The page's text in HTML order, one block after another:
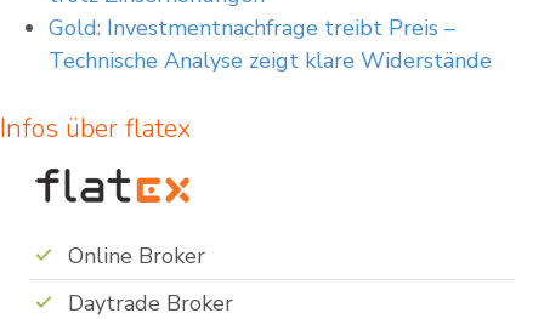
Gold: Investmentnachfrage treibt Preis –
Technische Analyse zeigt klare Widerstände
Infos über flatex
Online Broker
Daytrade Broker